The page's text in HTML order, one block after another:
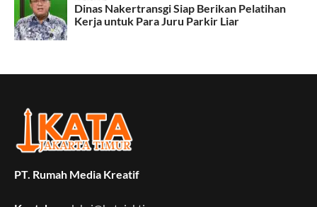
PT. Rumah Media Kreatif